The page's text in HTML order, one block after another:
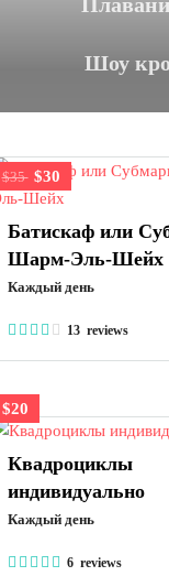
Шоу
$35 $30
Батискаф или
Шарм-Эль-Шейх
Каждый день
13 reviews
$20
Квадроциклы
индивидуально
Каждый день
6 reviews